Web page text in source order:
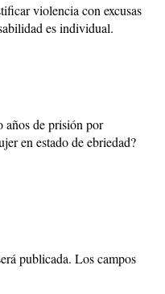
violencia con excusas
es individual.
años de prisión por
en estado de ebriedad?
publicada. Los campos